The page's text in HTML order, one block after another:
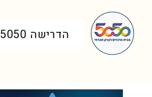
הדרישה 5050